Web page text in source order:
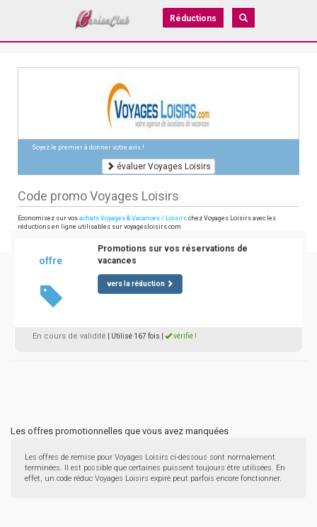
Réductions
Soyez le premier à donner votre avis !
évaluer Voyages Loisirs
Code promo Voyages Loisirs
Economisez sur vos achats Voyages & Vacances / Loisirs chez Voyages Loisirs avec les
réductions en ligne utilisables sur voyagesloisirs.com
offre
Promotions sur vos réservations de
vacances
vers la réduction
En cours de validité | Utilisé 167 fois vérifié !
Les offres promotionnelles que vous avez manquées
Les offres de remise pour Voyages Loisirs ci-dessous sont normalement
terminées. Il est possible que certaines puissent toujours être utilisées. En
effet, un code réduc Voyages Loisirs expiré peut parfois encore fonctionner.